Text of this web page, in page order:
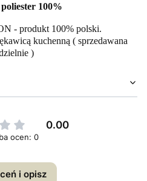
100%
- produkt 100% polski.
kuchenną ( sprzedawana
)
0.00
ocen: 0
i opisz